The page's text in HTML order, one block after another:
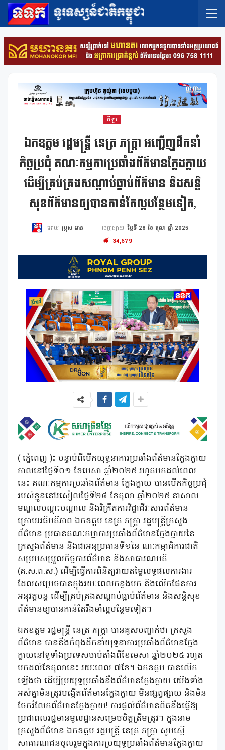
កីឡា
ឯកឧត្តម រដ្ឋមន្ត្រី នេត្រ ភក្ត្រា អញ្ជើញដឹកនាំ
កិច្ចប្រជុំ គណៈកម្មការប្រឆាំងព័ត៌មានក្លែងក្លាយ
ដើម្បីគ្រប់គ្រងសណ្តាប់ធ្នាប់ព័ត៌មាន និងសន្តិ
សុខព័ត៌មានឲ្យបានកាន់តែល្អបន្ថែមទៀត,
ដោយ ប្រុស អាន ចេញផ្សាយ ថ្ងៃទី 28 ខែ តុលា ឆ្នាំ 2025
34,679
( ភ្នំេពេញ )៖ បន្ទាប់ពីបើកយុទ្ធនាការប្រឆាំងព័ត៌មានក្លែងក្លាយ
កាលនៅថ្ងៃទី០១ ខែមេសា ឆ្នាំ២០២៥ រហូតមកដល់ពេល
នេះ គណៈកម្មការប្រឆាំងព័ត៌មាន ក្លែងក្លាយ បានបើកកិច្ចប្រជុំ
របស់ខ្លួននៅរសៀលថ្ងៃទី២៨ ខែតុលា ឆ្នាំ២០២៥ នាសាល
មណ្ឌលបណ្តុះបណ្តាល និងវិក្រឹតការវិជ្ជាជីវៈសារព័ត៌មាន
ក្រោមអធិបតីភាព ឯកឧត្តម នេត្រ ភក្ត្រា រដ្ឋមន្ត្រីក្រសួង
ព័ត៌មាន ប្រធានគណៈកម្មាការប្រឆាំងព័ត៌មានក្លែងក្លាយនៃ
ក្រសួងព័ត៌មាន និងជាអនុប្រធានទី១នៃ ណៈកម្មាធិការជាតិ
សម្របសម្រួលកិច្ចការព័ត៌មាន និងសាធារណមតិ
(គ.ស.ព.ស.) ដើម្បីធ្វើការពិនិត្យវាយតម្លៃលទ្ធផលការងារ
ដែលសម្រេចបានក្នុងរយៈពេលកន្លងមក និងលើកផែនការ
អនុវត្តបន្ត ដើម្បីគ្រប់គ្រងសណ្តាប់ធ្នាប់ព័ត៌មាន និងសន្តិសុខ
ព័ត៌មានឲ្យបានកាន់តែរឹងមាំល្អបន្ថែមទៀត។
ឯកឧត្តម រដ្ឋមន្ត្រី នេត្រ ភក្ត្រា បានគូសបញ្ជាក់ថា ក្រសួង
ព័ត៌មាន បាននឹងកំពុងដឹកនាំយុទ្ធនាការប្រឆាំងព័ត៌មានក្លែង
ក្លាយនៅទូទាំងប្រទេសចាប់តាំងពីខែមេសា ឆ្នាំ២០២៥ រហូត
មកដល់ខែតុលានេះ រយៈពេល ៧ខែ។ ឯកឧត្តម បានលើក
ឡើងថា ដើម្បីប្រយុទ្ធប្រឆាំងនឹងព័ត៌មានក្លែងក្លាយ យើងទាំង
អស់គ្នាមិនត្រូវបង្កើតព័ត៌មានក្លែងក្លាយ មិនផ្សព្វផ្សាយ និងមិន
ចែករំលែកព័ត៌មានក្លែងក្លាយ! ការផ្តល់ព័ត៌មានពិតនឹងធ្វើឱ្យ
ប្រជាពលរដ្ឋមានមូលដ្ឋានសម្រេចចិត្តត្រឹមត្រូវ។ ក្នុងនាម
ក្រសួងព័ត៌មាន ឯកឧត្តម រដ្ឋមន្ត្រី នេត្រ ភក្ត្រា សូមស្នើ
សាធារណជនចូលរួមក្នុងការប្រយុទ្ធប្រឆាំងព័ត៌មានក្លែងក្លាយ